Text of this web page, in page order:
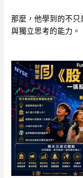
那麼，他學到的不
與獨立思考的能力。